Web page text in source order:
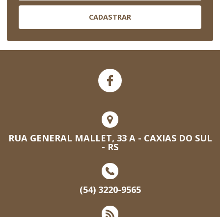
CADASTRAR
RUA GENERAL MALLET, 33 A - CAXIAS DO SUL
- RS
(54) 3220-9565